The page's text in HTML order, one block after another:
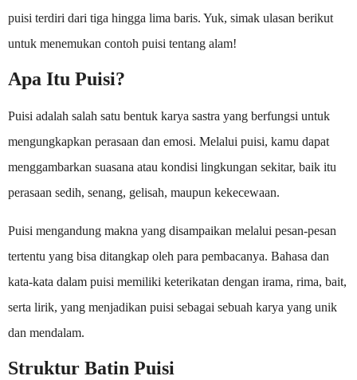
puisi terdiri dari tiga hingga lima baris. Yuk, simak ulasan berikut
untuk menemukan contoh puisi tentang alam!
Apa Itu Puisi?
Puisi adalah salah satu bentuk karya sastra yang berfungsi untuk
mengungkapkan perasaan dan emosi. Melalui puisi, kamu dapat
menggambarkan suasana atau kondisi lingkungan sekitar, baik itu
perasaan sedih, senang, gelisah, maupun kekecewaan.
Puisi mengandung makna yang disampaikan melalui pesan-pesan
tertentu yang bisa ditangkap oleh para pembacanya. Bahasa dan
kata-kata dalam puisi memiliki keterikatan dengan irama, rima, bait,
serta lirik, yang menjadikan puisi sebagai sebuah karya yang unik
dan mendalam.
Struktur Batin Puisi